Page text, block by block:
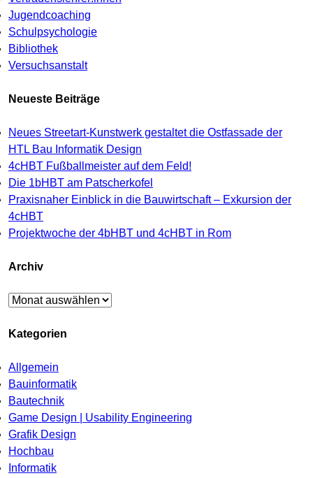
Jugendcoaching
Schulpsychologie
Bibliothek
Versuchsanstalt
Neueste Beiträge
Neues Streetart-Kunstwerk gestaltet die Ostfassade der
HTL Bau Informatik Design
4cHBT Fußballmeister auf dem Feld!
Die 1bHBT am Patscherkofel
Praxisnaher Einblick in die Bauwirtschaft – Exkursion der
4cHBT
Projektwoche der 4bHBT und 4cHBT in Rom
Archiv
Archiv
Kategorien
Allgemein
Bauinformatik
Bautechnik
Game Design | Usability Engineering
Grafik Design
Hochbau
Informatik